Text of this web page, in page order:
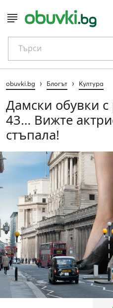
Търси
obuvki.bg › Блогът › Култура
Дамски обувки
43… Вижте
стъпала!